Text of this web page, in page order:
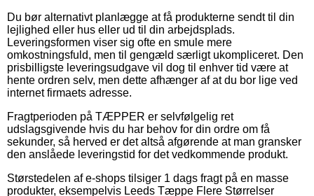
Du bør alternativt planlægge at få produkterne sendt til din
lejlighed eller hus eller ud til din arbejdsplads.
Leveringsformen viser sig ofte en smule mere
omkostningsfuld, men til gengæld særligt ukompliceret. Den
prisbilligste leveringsudgave vil dog til enhver tid være at
hente ordren selv, men dette afhænger af at du bor lige ved
internet firmaets adresse.
Fragtperioden på TÆPPER er selvfølgelig ret
udslagsgivende hvis du har behov for din ordre om få
sekunder, så herved er det altså afgørende at man gransker
den anslåede leveringstid for det vedkommende produkt.
Størstedelen af e-shops tilsiger 1 dags fragt på en masse
produkter, eksempelvis Leeds Tæppe Flere Størrelser